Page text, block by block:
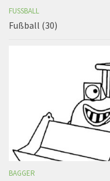
FUSSBALL
Fußball (30)
BAGGER